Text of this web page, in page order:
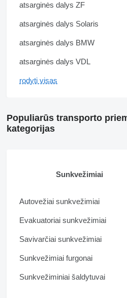
atsarginės dalys ZF
atsarginės dalys Solaris
atsarginės dalys BMW
atsarginės dalys VDL
rodyti visas
Populiarūs transporto
kategorijas
Sunkvežimiai
Autovežiai sunkvežimiai
Evakuatoriai sunkvežimiai
Savivarčiai sunkvežimiai
Sunkvežimiai furgonai
Sunkvežiminiai šaldytuvai